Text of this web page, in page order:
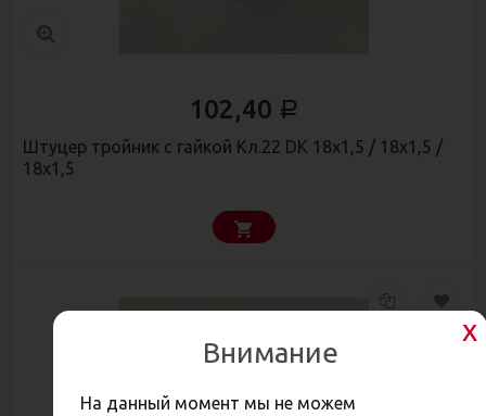
102,40 Р
Штуцер тройник с гайкой Кл.22 DK 18х1,5 / 18х1,5 /
18х1,5
Внимание
На данный момент мы не можем